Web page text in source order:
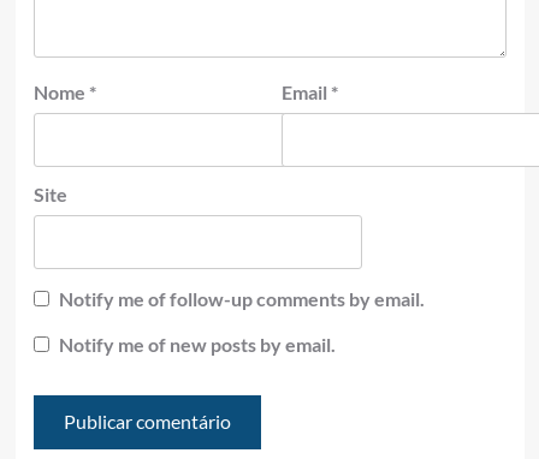
Nome * Email *
Site
Notify me of follow-up comments by email.
Notify me of new posts by email.